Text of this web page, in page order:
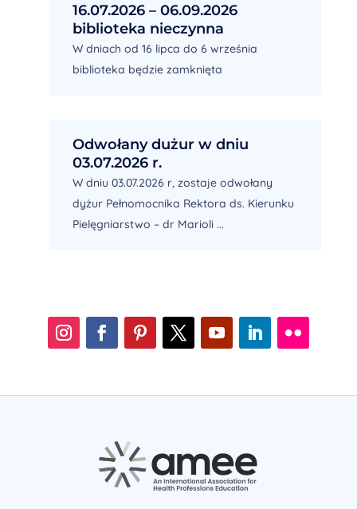
16.07.2026 – 06.09.2026
biblioteka nieczynna
W dniach od 16 lipca do 6 września
biblioteka będzie zamknięta
Odwołany dużur w dniu
03.07.2026 r.
W dniu 03.07.2026 r, zostaje odwołany
dyżur Pełnomocnika Rektora ds. Kierunku
Pielęgniarstwo – dr Marioli ...